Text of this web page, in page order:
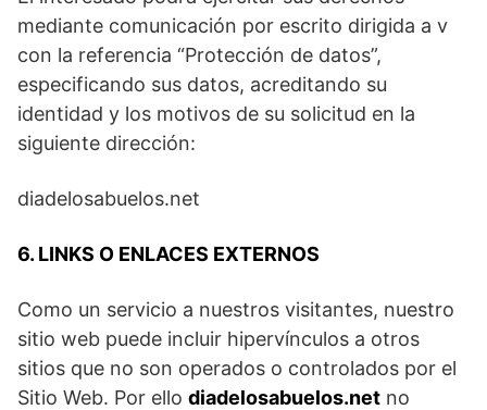
mediante comunicación por escrito dirigida a v
con la referencia “Protección de datos”,
especificando sus datos, acreditando su
identidad y los motivos de su solicitud en la
siguiente dirección:
diadelosabuelos.net
6. LINKS O ENLACES EXTERNOS
Como un servicio a nuestros visitantes, nuestro
sitio web puede incluir hipervínculos a otros
sitios que no son operados o controlados por el
Sitio Web. Por ello diadelosabuelos.net no